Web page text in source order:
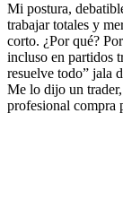
Mi postura,
trabajar totales y
corto. ¿Por qué?
incluso en partidos
resuelve todo” jala
Me lo dijo un
profesional compra